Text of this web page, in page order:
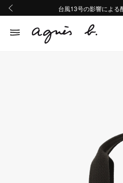
熊本地域地震の影響によ
Summer Sale
台風13号の影響による
熊本地域地震の影響によ
Summer Sale